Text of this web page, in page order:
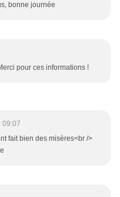
bonne journée
pour ces informations !
09:07
fait bien des misères<br />